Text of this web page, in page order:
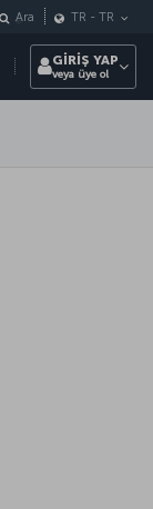
Ara TR - TR
GİRİŞ YAP
veya üye ol